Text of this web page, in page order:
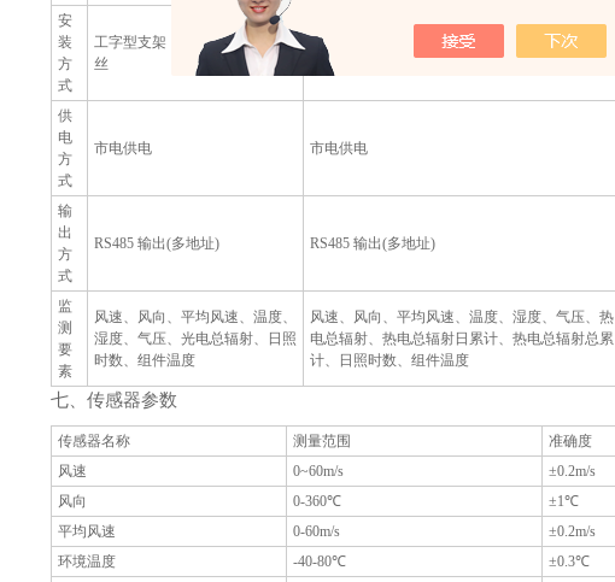
安
装
方
式
工字型支架，无需预埋与膨胀螺
丝
工字型支架，无需预埋与膨胀螺丝
供
电
方
式
市电供电 市电供电
输
出
方
式
RS485 输出(多地址) RS485 输出(多地址)
监
测
要
素
风速、风向、平均风速、温度、
湿度、气压、光电总辐射、日照
时数、组件温度
风速、风向、平均风速、温度、湿度、气压、热
电总辐射、热电总辐射日累计、热电总辐射总累
计、日照时数、组件温度
七、传感器参数
传感器名称 测量范围 准确度
风速
0~60m/s ±0.2m/s
风向
0-360℃ ±1℃
平均风速
0-60m/s ±0.2m/s
环境温度
-40-80℃ ±0.3℃